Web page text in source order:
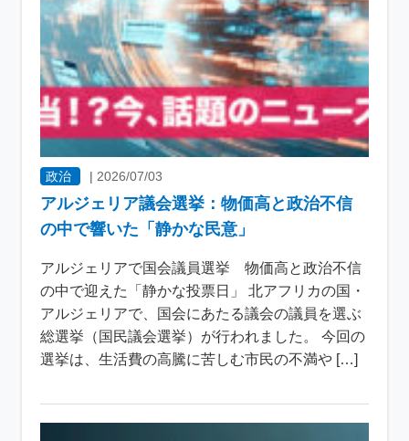
政治 | 2026/07/03
アルジェリア議会選挙：物価高と政治不信
の中で響いた「静かな民意」
アルジェリアで国会議員選挙 物価高と政治不信
の中で迎えた「静かな投票日」 北アフリカの国・
アルジェリアで、国会にあたる議会の議員を選ぶ
総選挙（国民議会選挙）が行われました。 今回の
選挙は、生活費の高騰に苦しむ市民の不満や […]